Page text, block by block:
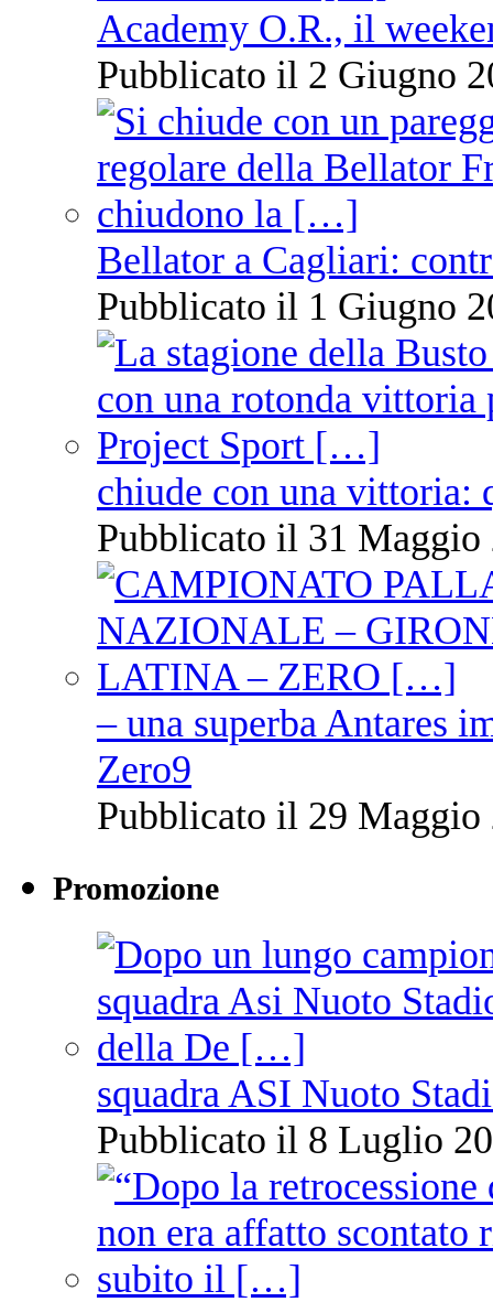
Academy O.R., il
Pubblicato il 2 Giugno
Bellator a Cagliari:
Pubblicato il 1 Giugno
chiude con una vittoria:
Pubblicato il 31 Maggio
– una superba Antares
Zero9
Pubblicato il 29 Maggio
Promozione
squadra ASI Nuoto
Pubblicato il 8 Luglio